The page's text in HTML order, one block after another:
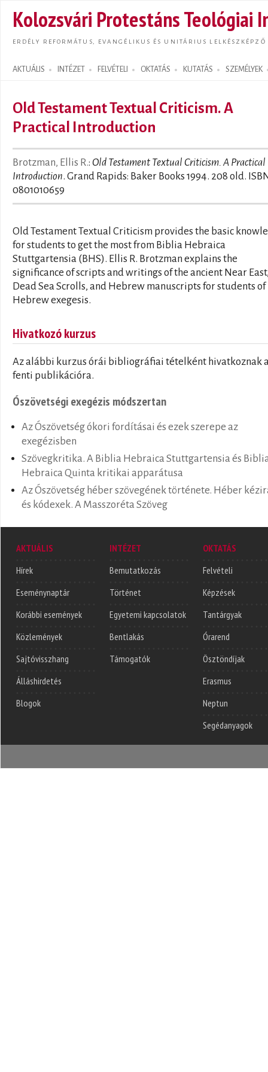
Kolozsvári Protestáns Teológiai
ERDÉLY REFORMÁTUS, EVANGÉLIKUS ÉS UNITÁRIUS LELKÉSZKÉPZŐ
AKTUÁLIS INTÉZET FELVÉTELI OKTATÁS KUTATÁS SZEMÉLYEK
Search form
Old Testament Textual Criticism. A
Practical Introduction
Brotzman, Ellis R.: Old Testament Textual Criticism. A Practical
Introduction. Grand Rapids: Baker Books 1994. 208 old.
0801010659
Old Testament Textual Criticism provides the basic
for students to get the most from Biblia Hebraica
Stuttgartensia (BHS). Ellis R. Brotzman explains the
significance of scripts and writings of the ancient Near
Dead Sea Scrolls, and Hebrew manuscripts for students of
Hebrew exegesis.
Hivatkozó kurzus
Az alábbi kurzus órái bibliográfiai tételként hivatkoznak
fenti publikációra.
Ószövetségi exegézis módszertan
Az Ószövetség ókori fordításai és ezek szerepe az
exegézisben
Szövegkritika. A Biblia Hebraica Stuttgartensia és
Hebraica Quinta kritikai apparátusa
Az Ószövetség héber szövegének története. Héber
és kódexek. A Masszoréta Szöveg
AKTUÁLIS
Hírek
Eseménynaptár
Korábbi események
Közlemények
Sajtóvisszhang
Álláshirdetés
Blogok
INTÉZET
Bemutatkozás
Történet
Egyetemi kapcsolatok
Bentlakás
Támogatók
OKTATÁS
Felvételi
Képzések
Tantárgyak
Órarend
Ösztöndíjak
Erasmus
Neptun
Segédanyagok